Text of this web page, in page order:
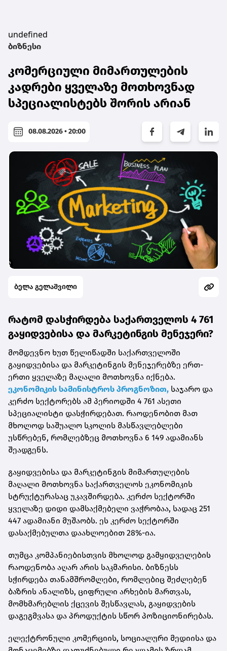
undefined
ბიზნესი
კომერციული მიმართულების
კადრები ყველაზე მოთხოვნად
სპეციალისტებს შორის არიან
08.08.2026 • 20:00
ბელა გელაშვილი
რატომ დასჭირდება საქართველოს 4 761
გაყიდვებისა და მარკეტინგის მენეჯერი?
მომდევნო ხუთ წელიწადში საქართველოში
გაყიდვებისა და მარკეტინგის მენეჯერებზე ერთ-
ერთი ყველაზე მაღალი მოთხოვნა იქნება.
ეკონომიკის სამინისტროს პროგნოზით, საჯარო და
კერძო სექტორებს ამ პერიოდში 4 761 ასეთი
სპეციალისტი დასჭირდებათ. რაოდენობით მათ
მხოლოდ საშუალო სკოლის მასწავლებლები
უსწრებენ, რომლებზეც მოთხოვნა 6 149 ადამიანს
შეადგენს.
გაყიდვებისა და მარკეტინგის მიმართულების
მაღალი მოთხოვნა საქართველოს ეკონომიკის
სტრუქტურასაც უკავშირდება. კერძო სექტორში
ყველაზე დიდი დამსაქმებელი ვაჭრობაა, სადაც 251
447 ადამიანი მუშაობს. ეს კერძო სექტორში
დასაქმებულთა დაახლოებით 28%-ია.
თუმცა კომპანიებისთვის მხოლოდ გამყიდველების
რაოდენობა აღარ არის საკმარისი. ბიზნესს
სჭირდება თანამშრომლები, რომლებიც შეძლებენ
ბაზრის ანალიზს, ციფრული არხების მართვას,
მომხმარებლის ქცევის შესწავლას, გაყიდვების
დაგეგმვასა და პროდუქტის სწორ პოზიციონირებას.
ელექტრონული კომერციის, სოციალური მედიისა და